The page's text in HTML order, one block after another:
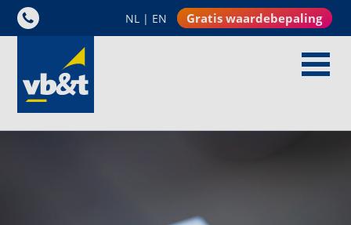
NL | EN Gratis waardebepaling